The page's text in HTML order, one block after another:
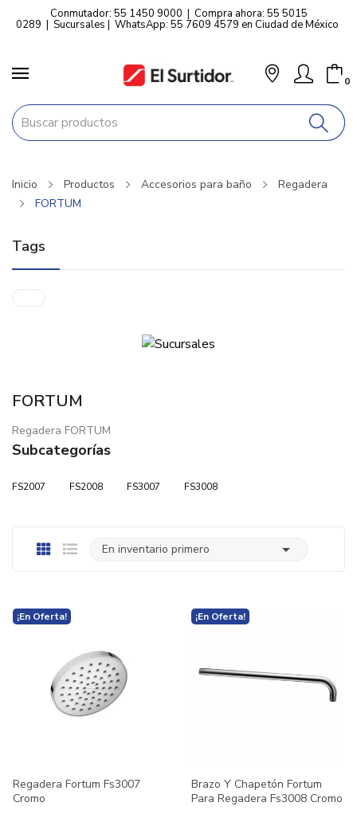
Conmutador: 55 1450 9000 | Compra ahora: 55 5015
0289 | Sucursales | WhatsApp: 55 7609 4579 en Ciudad de México
0
Inicio Productos Accesorios para baño
Regadera
FORTUM
Tags
FORTUM
Regadera FORTUM
Subcategorías
FS2007 FS2008 FS3007 FS3008
En inventario primero 
¡En Oferta!
Regadera Fortum Fs3007
Cromo
¡En Oferta!
Brazo Y Chapetón Fortum
Para Regadera Fs3008 Cromo